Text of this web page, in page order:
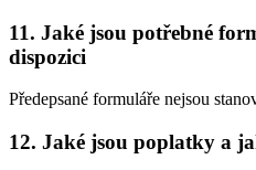
11. Jaké jsou potřebné
dispozici
Předepsané formuláře nejsou
12. Jaké jsou poplatky a